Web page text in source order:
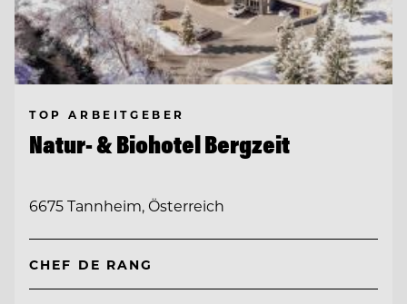
TOP ARBEITGEBER
Natur- & Biohotel Bergzeit
6675 Tannheim, Österreich
CHEF DE RANG